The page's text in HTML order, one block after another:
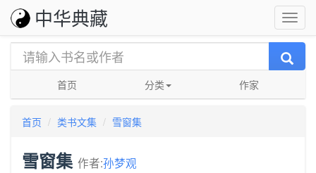
中华典藏
首页 分类 作家
首页 类书文集 雪窗集
雪窗集 作者:孙梦观